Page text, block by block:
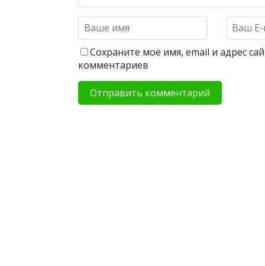
Сохраните моё имя, email и адрес
комментариев